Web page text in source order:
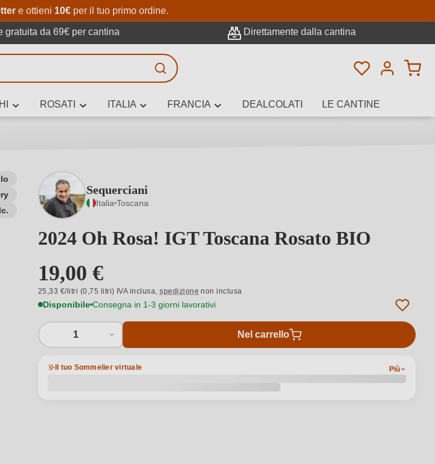
Passa al contenuto principale
Salta alla ricerca
Passa alla navigazione principale
e ottieni 10€ per il tuo primo ordine.
gratuita da 69€ per cantina Direttamente dalla cantina
Hai 0 articoli
ROSATI ITALIA FRANCIA DEALCOLATI LE CANTINE
Sequerciani
Italia Toscana
2024 Oh Rosa! IGT Toscana Rosato BIO
19,00 €
25,33 €/litri (0,75 litri) IVA inclusa,spedizione non inclusa
Disponibile Consegna in 1-3 giorni lavorativi
1 Nel carrello
Il tuo Sommelier virtuale Più
Ricerca avanzata
occasione, nome del vino, vitigno, regione, cantina o
altri criteri.